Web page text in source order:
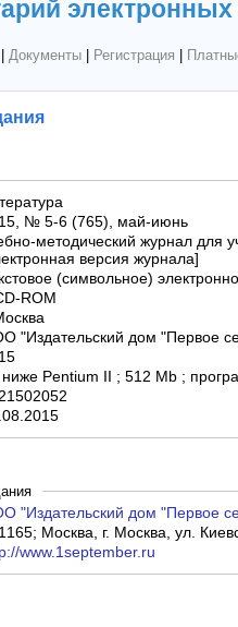
Документы| Регистрация
№ 5-6 (765), май-июнь
методический журнал для
версия журнала]
(символьное)
ROM
"Издательский дом "Первое
ниже Pentium II ; 512 Mb ;
"Издательский дом "Первое
Москва, г. Москва, ул.
www.1september.ru